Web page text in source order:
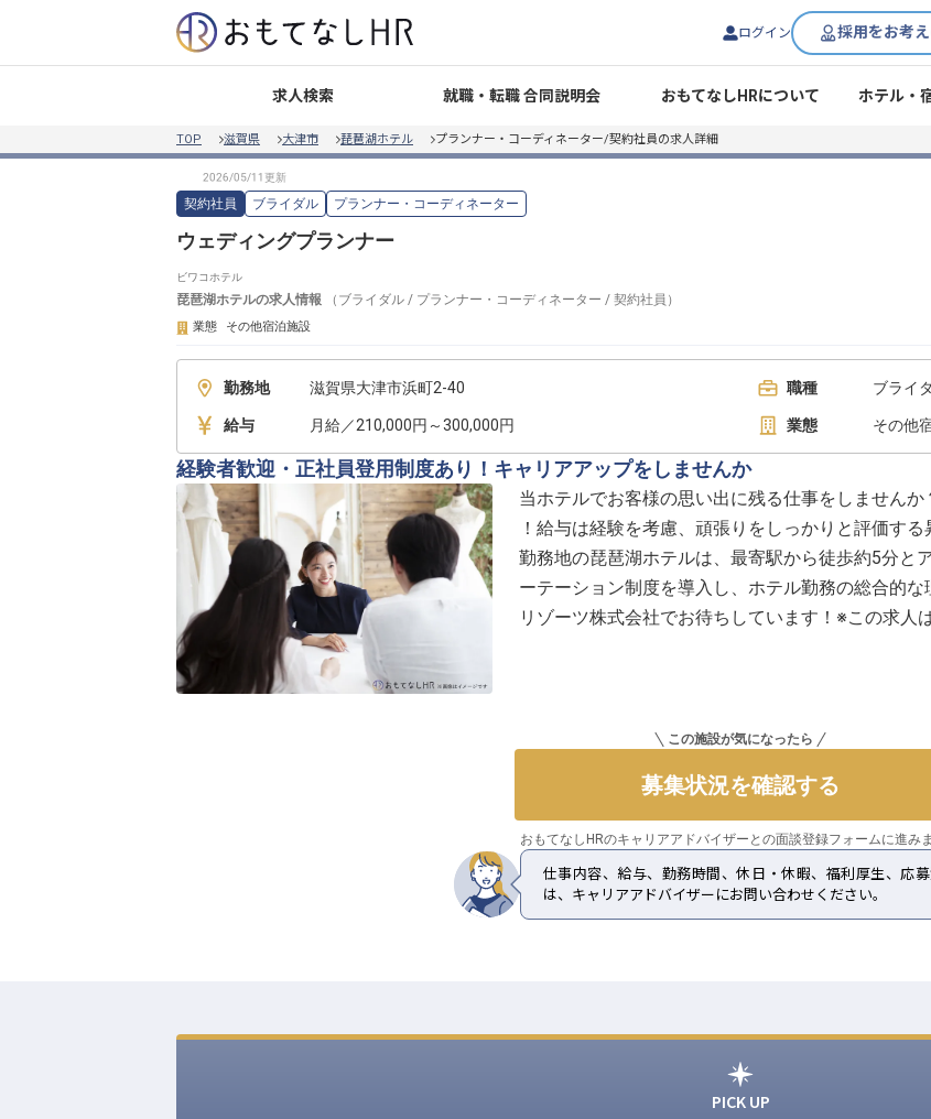
ログイン 採用をお考
求人検索 就職・転職 合同説明会 おもてなしHRについて ホテル・
TOP 滋賀県 大津市 琵琶湖ホテル プランナー・コーディネーター/契約社員の求人詳細
契約社員 ブライダル プランナー・コーディネーター
ウェディングプランナー
ビワコホテル
琵琶湖ホテルの求人情報 （ ブライダル / プランナー・コーディネーター / 契約社員 ）
業態 その他宿泊施設
勤務地 滋賀県大津市浜町2-40 職種 ブライ
給与 月給／210,000円～300,000円 業態 その他
経験者歓迎・正社員登用制度あり！キャリアアップをしませんか
当ホテルでお客様の思い出に残る仕事をしません
！給与は経験を考慮、頑張りをしっかりと評価す
勤務地の琵琶湖ホテルは、最寄駅から徒歩約5分と
ーテーション制度を導入し、ホテル勤務の総合的
リゾーツ株式会社でお待ちしています！※この求人
この施設が気になったら
募集状況を確認する
おもてなしHRのキャリアアドバイザーとの面談登録フォームに進みま
仕事内容、給与、勤務時間、休日・休暇、福利厚生、応
は、キャリアアドバイザーにお問い合わせください。
PICK UP